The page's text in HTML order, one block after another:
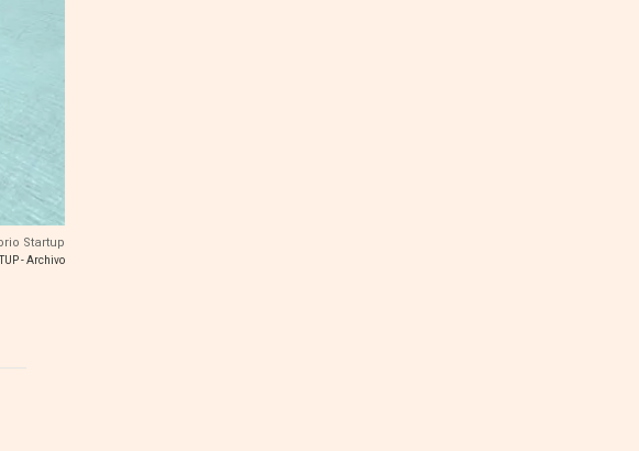
Startup
- Archivo